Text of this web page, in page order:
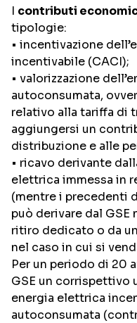
I contributi
tipologie:
• incentivazione
incentivabile (CACI);
• valorizzazione
autoconsumata,
relativo alla tariffa di
aggiungersi un
distribuzione e alle
• ricavo derivante
elettrica immessa in
(mentre i precedenti
può derivare dal
ritiro dedicato o da
nel caso in cui si
Per un periodo di 20
GSE un corrispettivo
energia elettrica
autoconsumata